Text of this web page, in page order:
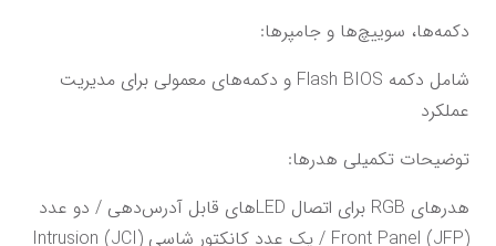
دکمه‌ها، سوییچ‌ها و جامپرها:
عملکرد
توضیحات تکمیلی هدرها: